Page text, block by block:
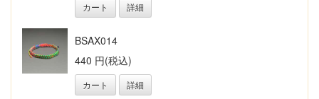
カート 詳細
BSAX014
440 円(税込)
カート 詳細